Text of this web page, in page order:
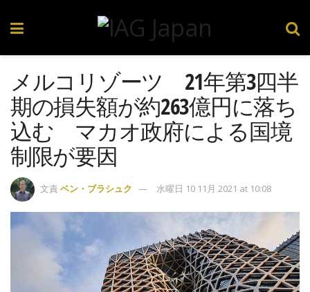
メルコリゾーツ 21年第3四半
期の損失額が約263億円に落ち
込む マカオ政府による国境
制限が要因
文責 ベン・ブラシュク 水曜日 10 11月 2021 at 10:08